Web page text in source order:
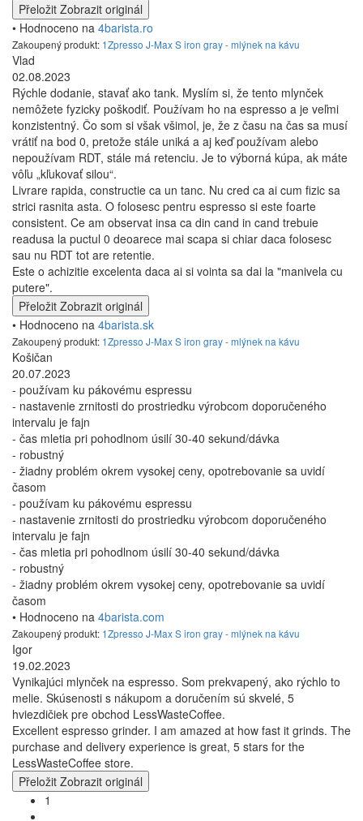
Přeložit Zobrazit originál
• Hodnoceno na 4barista.ro
Zakoupený produkt: 1Zpresso J-Max S iron gray - mlýnek na kávu
Vlad
02.08.2023
Rýchle dodanie, stavať ako tank. Myslím si, že tento mlynček
nemôžete fyzicky poškodiť. Používam ho na espresso a je veľmi
konzistentný. Čo som si však všimol, je, že z času na čas sa musí
vrátiť na bod 0, pretože stále uniká a aj keď používam alebo
nepoužívam RDT, stále má retenciu. Je to výborná kúpa, ak máte
vôľu „kľukovať silou“.
Livrare rapida, constructie ca un tanc. Nu cred ca ai cum fizic sa
strici rasnita asta. O folosesc pentru espresso si este foarte
consistent. Ce am observat insa ca din cand in cand trebuie
readusa la puctul 0 deoarece mai scapa si chiar daca folosesc
sau nu RDT tot are retentie.
Este o achizitie excelenta daca ai si vointa sa dai la "manivela cu
putere".
Přeložit Zobrazit originál
• Hodnoceno na 4barista.sk
Zakoupený produkt: 1Zpresso J-Max S iron gray - mlýnek na kávu
Košičan
20.07.2023
- používam ku pákovému espressu
- nastavenie zrnitosti do prostriedku výrobcom doporučeného
intervalu je fajn
- čas mletia pri pohodlnom úsilí 30-40 sekund/dávka
- robustný
- žiadny problém okrem vysokej ceny, opotrebovanie sa uvidí
časom
- používam ku pákovému espressu
- nastavenie zrnitosti do prostriedku výrobcom doporučeného
intervalu je fajn
- čas mletia pri pohodlnom úsilí 30-40 sekund/dávka
- robustný
- žiadny problém okrem vysokej ceny, opotrebovanie sa uvidí
časom
• Hodnoceno na 4barista.com
Zakoupený produkt: 1Zpresso J-Max S iron gray - mlýnek na kávu
Igor
19.02.2023
Vynikajúci mlynček na espresso. Som prekvapený, ako rýchlo to
melie. Skúsenosti s nákupom a doručením sú skvelé, 5
hviezdičiek pre obchod LessWasteCoffee.
Excellent espresso grinder. I am amazed at how fast it grinds. The
purchase and delivery experience is great, 5 stars for the
LessWasteCoffee store.
Přeložit Zobrazit originál
1